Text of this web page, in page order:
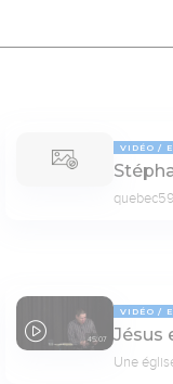
VIDÉO
quebec59
45:07
VIDÉO
Jésus
Une